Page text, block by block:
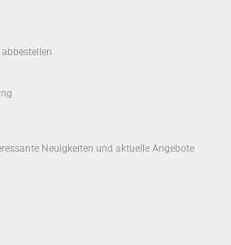
Neuigkeiten und aktuelle Angebote